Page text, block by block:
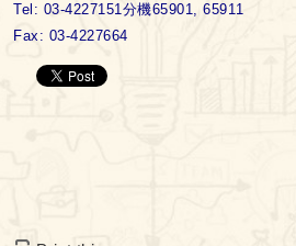
Tel: 03-4227151分機65901, 65911
Fax: 03-4227664